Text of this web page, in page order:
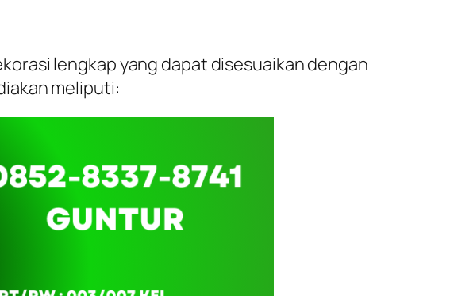
lengkap yang dapat disesuaikan dengan
meliputi: